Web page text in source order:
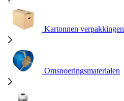
Kartonnen verpakkingen
Omsnoeringsmaterialen